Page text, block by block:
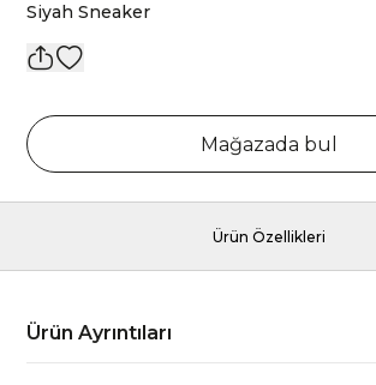
Siyah Sneaker
Mağazada bul
Ürün Özellikleri
Ürün Ayrıntıları